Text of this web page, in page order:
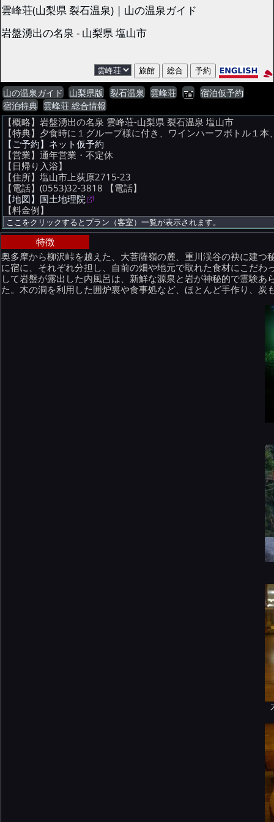
雲峰荘(山梨県 裂石温泉) | 山の温泉ガイド
岩盤湧出の名泉 - 山梨県 塩山市
山の温泉ガイド 山梨県版 裂石温泉 雲峰荘
宿泊仮予約
宿泊特典
雲峰荘 総合情報
【概略】岩盤湧出の名泉 雲峰荘-山梨県 裂石温泉 塩山市
【特典】夕食時に１グループ様に付き、ワインハーフボトル１
【ご予約】ネット仮予約
【営業】通年営業・不定休
【日帰り入浴】
【住所】塩山市上荻原2715-23
【電話】(0553)32-3818 【電話】
【地図】国土地理院
【料金例】
特徴
奥多摩から柳沢峠を越えた、大菩薩嶺の麓、重川渓谷の袂に建
に宿に、それぞれ分担し、自前の畑や地元で取れた食材にこだ
して岩盤が露出した内風呂は、新鮮な源泉と岩が神秘的で霊験
た。木の洞を利用した囲炉裏や食事処など、ほとんど手作り、炭